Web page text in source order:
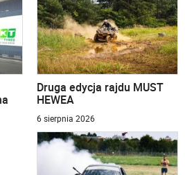
Druga edycja rajdu MUST
HEWEA
6 sierpnia 2026